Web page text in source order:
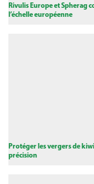
Rivulis Europe et Spherag
l’échelle européenne
Protéger les vergers de
précision